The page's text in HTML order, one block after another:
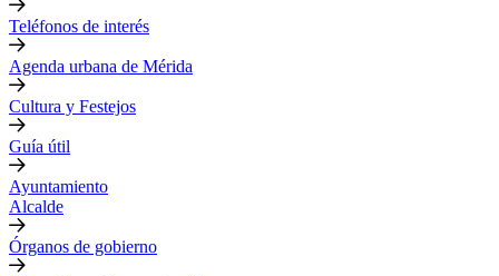
Teléfonos de interés
Agenda urbana de Mérida
Cultura y Festejos
Guía útil
Ayuntamiento
Alcalde
Órganos de gobierno